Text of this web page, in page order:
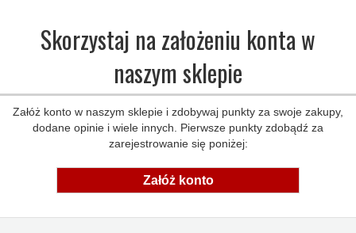
Skorzystaj na założeniu konta w
naszym sklepie
Załóż konto w naszym sklepie i zdobywaj punkty za swoje zakupy,
dodane opinie i wiele innych. Pierwsze punkty zdobądź za
zarejestrowanie się poniżej:
Załóż konto